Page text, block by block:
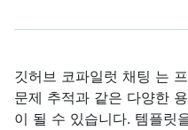
깃허브 코파일럿 채팅 는
문제 추적과 같은 다양한
이 될 수 있습니다. 템플릿